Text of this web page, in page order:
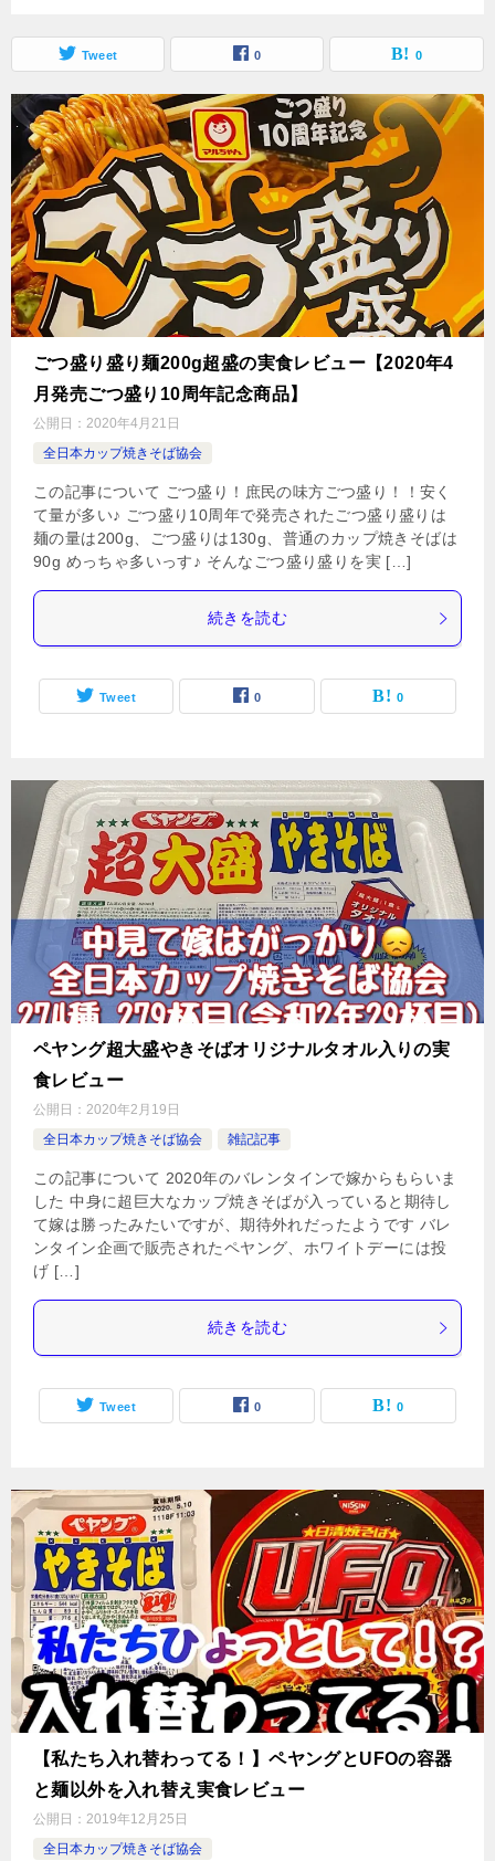
Tweet 0 0
ごつ盛り盛り麺200g超盛の実食レビュー【2020年4
月発売ごつ盛り10周年記念商品】
公開日： 2020年4月21日
全日本カップ焼きそば協会
この記事について ごつ盛り！庶民の味方ごつ盛り！！安く
て量が多い♪ ごつ盛り10周年で発売されたごつ盛り盛りは
麺の量は200g、ごつ盛りは130g、普通のカップ焼きそばは
90g めっちゃ多いっす♪ そんなごつ盛り盛りを実 […]
続きを読む
Tweet 0 0
ペヤング超大盛やきそばオリジナルタオル入りの実
食レビュー
公開日： 2020年2月19日
全日本カップ焼きそば協会
雑記記事
この記事について 2020年のバレンタインで嫁からもらいま
した 中身に超巨大なカップ焼きそばが入っていると期待し
て嫁は勝ったみたいですが、期待外れだったようです バレ
ンタイン企画で販売されたペヤング、ホワイトデーには投
げ […]
続きを読む
Tweet 0 0
【私たち入れ替わってる！】ペヤングとUFOの容器
と麺以外を入れ替え実食レビュー
公開日： 2019年12月25日
全日本カップ焼きそば協会